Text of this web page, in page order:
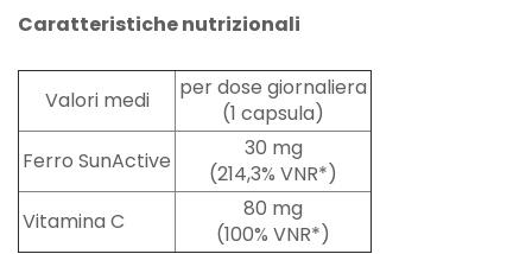
Caratteristiche nutrizionali
Valori medi
per dose giornaliera
(1 capsula)
Ferro SunActive
30 mg
(214,3% VNR*)
Vitamina C
80 mg
(100% VNR*)